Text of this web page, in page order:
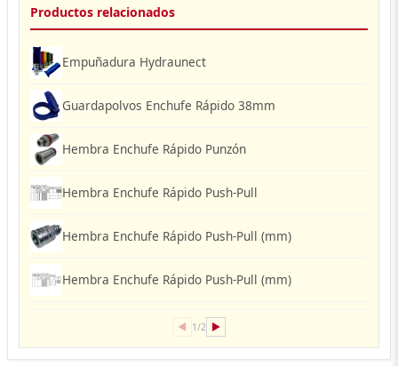
Productos relacionados
Empuñadura Hydraunect
Guardapolvos Enchufe Rápido 38mm
Hembra Enchufe Rápido Punzón
Hembra Enchufe Rápido Push-Pull
Hembra Enchufe Rápido Push-Pull (mm)
Hembra Enchufe Rápido Push-Pull (mm)
◀ 1/2 ▶